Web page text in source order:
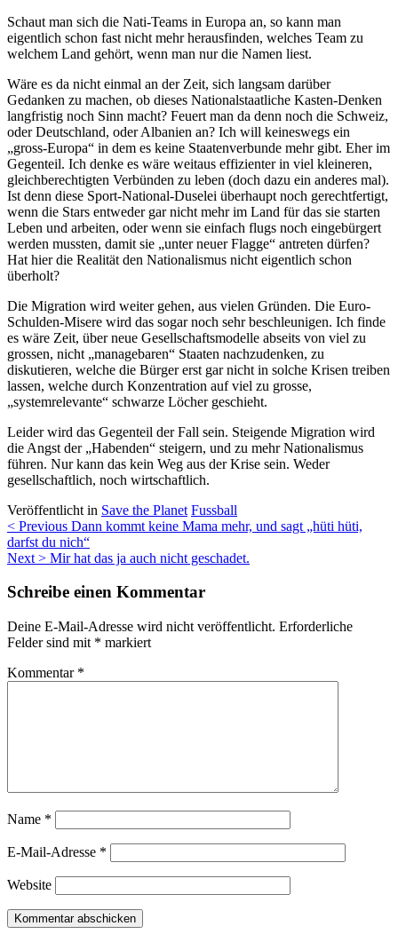
Schaut man sich die Nati-Teams in Europa an, so kann man
eigentlich schon fast nicht mehr herausfinden, welches Team zu
welchem Land gehört, wenn man nur die Namen liest.
Wäre es da nicht einmal an der Zeit, sich langsam darüber
Gedanken zu machen, ob dieses Nationalstaatliche Kasten-Denken
langfristig noch Sinn macht? Feuert man da denn noch die Schweiz,
oder Deutschland, oder Albanien an? Ich will keineswegs ein
„gross-Europa“ in dem es keine Staatenverbunde mehr gibt. Eher im
Gegenteil. Ich denke es wäre weitaus effizienter in viel kleineren,
gleichberechtigten Verbünden zu leben (doch dazu ein anderes mal).
Ist denn diese Sport-National-Duselei überhaupt noch gerechtfertigt,
wenn die Stars entweder gar nicht mehr im Land für das sie starten
Leben und arbeiten, oder wenn sie einfach flugs noch eingebürgert
werden mussten, damit sie „unter neuer Flagge“ antreten dürfen?
Hat hier die Realität den Nationalismus nicht eigentlich schon
überholt?
Die Migration wird weiter gehen, aus vielen Gründen. Die Euro-
Schulden-Misere wird das sogar noch sehr beschleunigen. Ich finde
es wäre Zeit, über neue Gesellschaftsmodelle abseits von viel zu
grossen, nicht „managebaren“ Staaten nachzudenken, zu
diskutieren, welche die Bürger erst gar nicht in solche Krisen treiben
lassen, welche durch Konzentration auf viel zu grosse,
„systemrelevante“ schwarze Löcher geschieht.
Leider wird das Gegenteil der Fall sein. Steigende Migration wird
die Angst der „Habenden“ steigern, und zu mehr Nationalismus
führen. Nur kann das kein Weg aus der Krise sein. Weder
gesellschaftlich, noch wirtschaftlich.
Veröffentlicht in Save the Planet Fussball
Beitragsnavigation
< Previous Dann kommt keine Mama mehr, und sagt „hüti hüti,
darfst du nich“
Next > Mir hat das ja auch nicht geschadet.
Schreibe einen Kommentar
Deine E-Mail-Adresse wird nicht veröffentlicht. Erforderliche
Felder sind mit * markiert
Kommentar *
Name *
E-Mail-Adresse *
Website